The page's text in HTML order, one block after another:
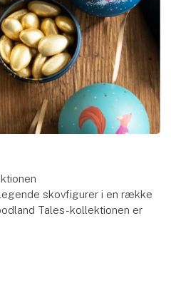
skovfigurer i en række
Tales-kollektionen er